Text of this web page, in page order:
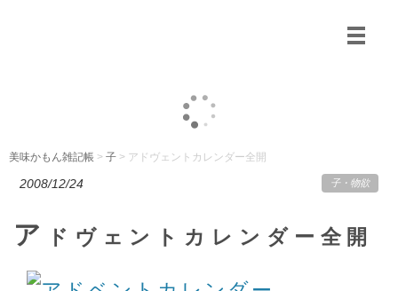
美味かもん雑記帳 > 子 > アドヴェントカレンダー全開
2008/12/24 子・ 物欲
ア ドヴェントカレンダー全開